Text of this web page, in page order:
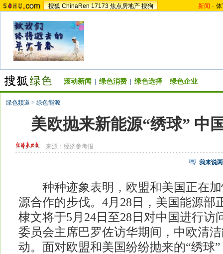
搜狐 ChinaRen 17173 焦点房地产 搜狗 新闻 -
滚动新闻 绿色消费 绿色选择 绿色企业
绿色频道 > 绿色能源
美欧抛来新能源“绣球” 中
来源： 经济参考报
我来说
种种迹象表明，欧盟和美国正在加
源合作的步伐。4月28日，美国能源部
棣文将于5月24日至28日对中国进行访
委员会主席巴罗佐访华期间，中欧清
动。面对欧盟和美国纷纷抛来的“绣球